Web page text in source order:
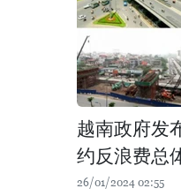
越南政府发
约反浪费总
26/01/2024 02:55